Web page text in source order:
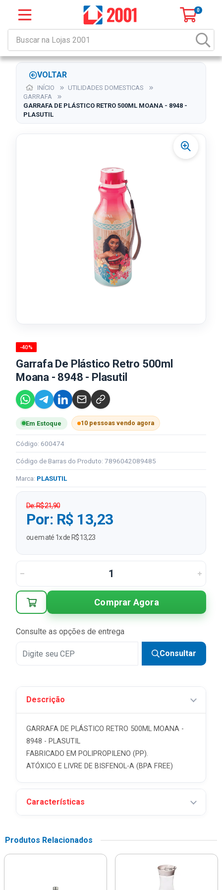
0
VOLTAR
INÍCIO
UTILIDADES DOMESTICAS
GARRAFA
GARRAFA DE PLÁSTICO RETRO 500ML MOANA - 8948 -
PLASUTIL
-40%
Garrafa De Plástico Retro 500ml
Moana - 8948 - Plasutil
Em Estoque 10 pessoas vendo agora
Código: 600474
Código de Barras do Produto: 7896042089485
Marca: PLASUTIL
De: R$ 21,90
Por: R$ 13,23
ou em até 1x de R$ 13,23
Comprar Agora
Consulte as opções de entrega
Consultar
Descrição
GARRAFA DE PLÁSTICO RETRO 500ML MOANA -
8948 - PLASUTIL
FABRICADO EM POLIPROPILENO (PP).
ATÓXICO E LIVRE DE BISFENOL-A (BPA FREE)
Características
Produtos Relacionados